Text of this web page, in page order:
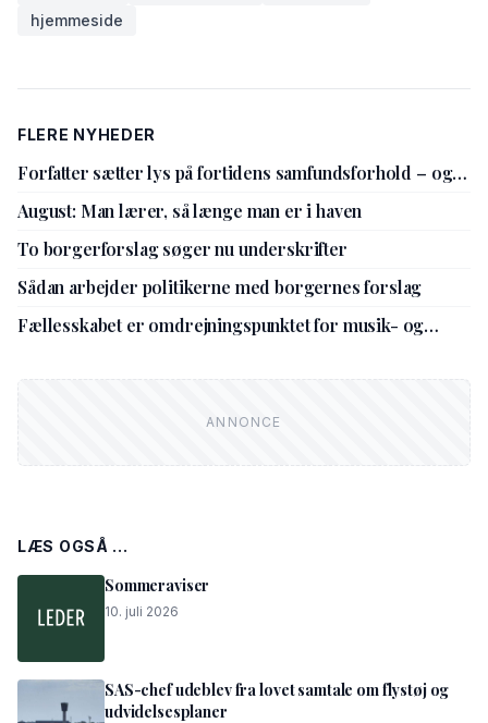
hjemmeside
FLERE NYHEDER
Forfatter sætter lys på fortidens samfundsforhold – og
August: Man lærer, så længe man er i haven
To borgerforslag søger nu underskrifter
Sådan arbejder politikerne med borgernes forslag
Fællesskabet er omdrejningspunktet for musik- og
LÆS OGSÅ ...
Sommeraviser
10. juli 2026
SAS-chef udeblev fra lovet samtale om flystøj og
udvidelsesplaner